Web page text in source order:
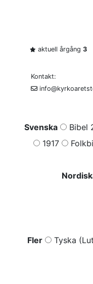
aktuell årgång 3
Kontakt:
Svenska Bibel
1917
Fler
Tyska